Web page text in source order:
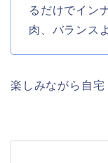
るだけでイン
肉、バランス
楽しみながら自宅